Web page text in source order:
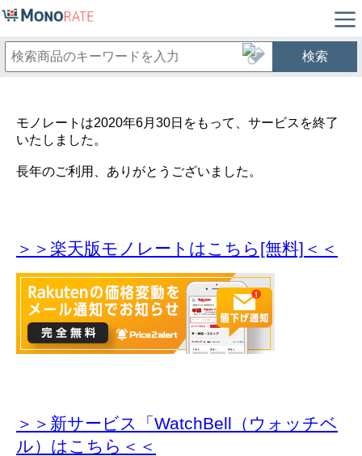
検索
モノレートは2020年6月30日をもって、サービスを終了
いたしました。
長年のご利用、ありがとうございました。
＞＞楽天版モノレートはこちら[無料]＜＜
＞＞新サービス「WatchBell（ウォッチベ
ル）はこちら＜＜